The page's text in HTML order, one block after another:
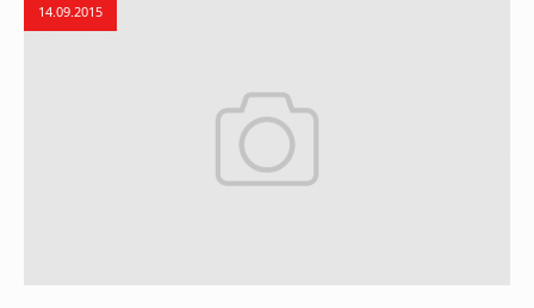
14.09.2015